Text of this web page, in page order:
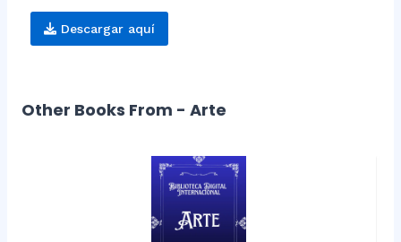
Descargar aquí
Other Books From - Arte